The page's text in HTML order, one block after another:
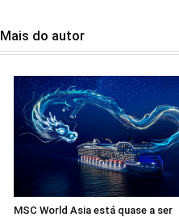
Mais do autor
MSC World Asia está quase a ser